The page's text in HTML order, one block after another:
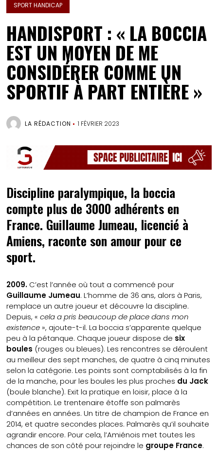
SPORT HANDICAP
HANDISPORT : « LA BOCCIA
EST UN MOYEN DE ME
CONSIDÉRER COMME UN
SPORTIF À PART ENTIÈRE »
LA RÉDACTION 1 FÉVRIER 2023
Discipline paralympique, la boccia
compte plus de 3000 adhérents en
France. Guillaume Jumeau, licencié à
Amiens, raconte son amour pour ce
sport.
2009. C’est l’année où tout a commencé pour
Guillaume Jumeau. L’homme de 36 ans, alors à Paris,
remplace un autre joueur et découvre la discipline.
Depuis, « cela a pris beaucoup de place dans mon
existence », ajoute-t-il. La boccia s’apparente quelque
peu à la pétanque. Chaque joueur dispose de six
boules (rouges ou bleues). Les rencontres se déroulent
au meilleur des sept manches, de quatre à cinq minutes
selon la catégorie. Les points sont comptabilisés à la fin
de la manche, pour les boules les plus proches du Jack
(boule blanche). Exit la pratique en loisir, place à la
compétition. Le trentenaire étoffe son palmarès
d’années en années. Un titre de champion de France en
2014, et quatre secondes places. Palmarès qu’il souhaite
agrandir encore. Pour cela, l’Amiénois met toutes les
chances de son côté pour rejoindre le groupe France.